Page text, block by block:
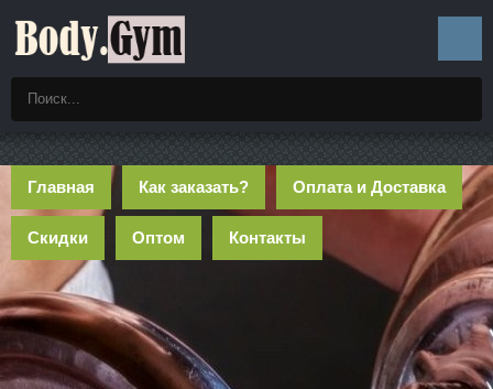
Главная Как заказать? Оплата и Доставка
Скидки Оптом Контакты